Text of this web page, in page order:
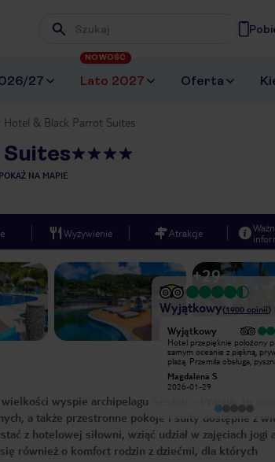
Wpisz frazę, której szukasz
27 Lato 2027
NOWOŚĆ
Oferta
Hotel & Black Parrot Suites
POKAŻ NA MAPIE
Wyżywienie Atrakcje
+29
Wyjątkowy(1900 opinii)
Wyjątkowy
Przepyszne jedzenie, bardzo miła
Codziennie organizowany shuttle
dowożacy gosci na plaze na polnocy
wyspy. Byliśmy tam dwukrotnie i
chętnie wrócimy!
Wyjątkowy
Hotel przepięknie położony
samym oceanie z piękną,
plażą. Przemiła obsługa,
lasu, codziennie budzi śpiew
:) Restauracja przy barze bardzo
miła i pomocna, zwłaszcza Pan
który wykazuje się ogromną
serdecznością i pomocą we
wszystkim :) dzięki ludziom tu
pracującym pobyt w tym
wielką przyjemnością ☺️
Magdalena S
2026-01-29
wyspie archipelagu Seszeli – Praslin, to
a także przestronne pokoje i suity dostępne z
z hotelowej siłowni, wziąć udział w zajęciach jogi
również o komfort rodzin z dziećmi, dla których